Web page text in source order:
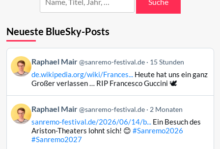
Neueste BlueSky-Posts
Beitrag
von
Raphael
Bluesky
ansehen
Raphael Mair @sanremo-festival.de 15 Stunden
de.wikipedia.org/wiki/Frances...Heute hat uns ein ganz
Großer verlassen … RIP Francesco Guccini 🕊️
Beitrag
von
Raphael
Raphael Mair @sanremo-festival.de 2 Monaten
sanremo-festival.de/2026/06/14/b...Ein Besuch des
Ariston-Theaters lohnt sich! 😊 #Sanremo2026
#Sanremo2027